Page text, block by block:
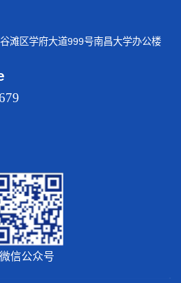
滩区学府大道999号南昌大学办公楼
微信公众号